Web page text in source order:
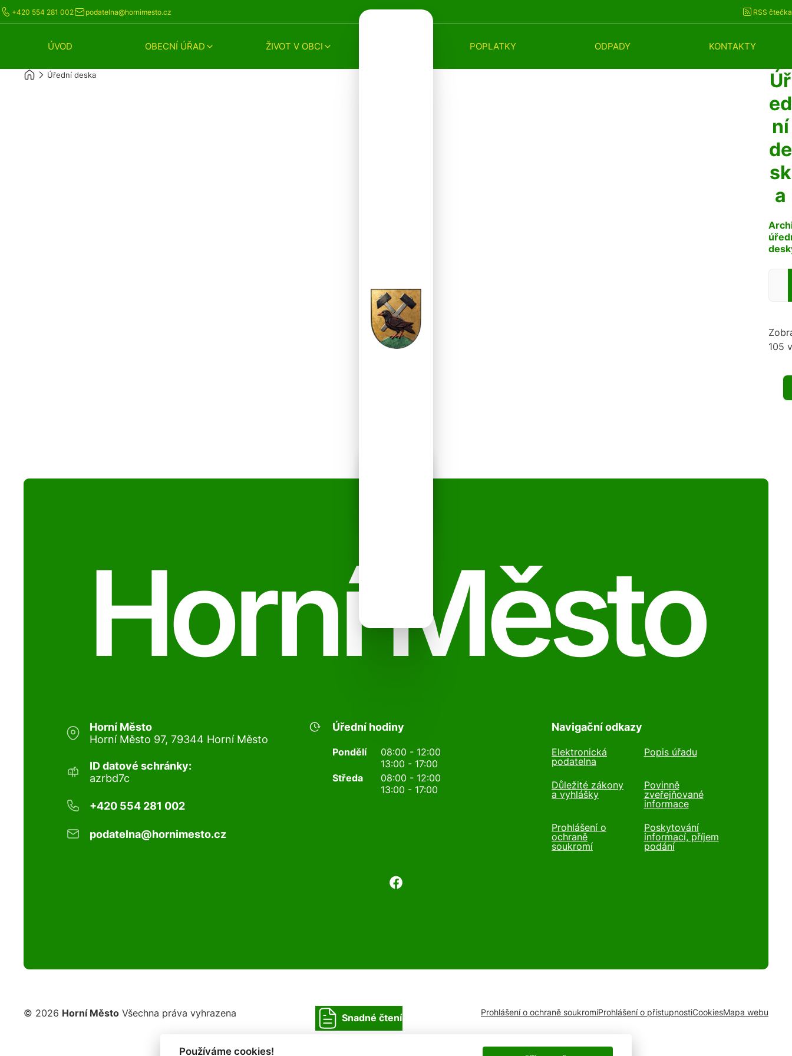
+420 554 281 002 podatelna@hornimesto.cz RSS čtečka
ÚVOD OBECNÍ ÚŘAD ŽIVOT V OBCI POPLATKY ODPADY KONTAKTY
Úřední deska
Úř
ed
ní
de
sk
a
105
Horní Město
Horní Město
Horní Město 97, 79344 Horní Město
ID datové schránky:
azrbd7c
+420 554 281 002
podatelna@hornimesto.cz
Úřední hodiny
Pondělí
08:00 - 12:00
13:00 - 17:00
Středa
08:00 - 12:00
13:00 - 17:00
Navigační odkazy
Elektronická
podatelna
Popis úřadu
Důležité zákony
a vyhlášky
Povinně
zveřejňované
informace
Prohlášení o
ochraně
soukromí
Poskytování
informací, příjem
podání
© 2026 Horní Město Všechna práva vyhrazena Snadné čtení Prohlášení o ochraně soukromíProhlášení o přístupnostiCookiesMapa webu
Používáme cookies!